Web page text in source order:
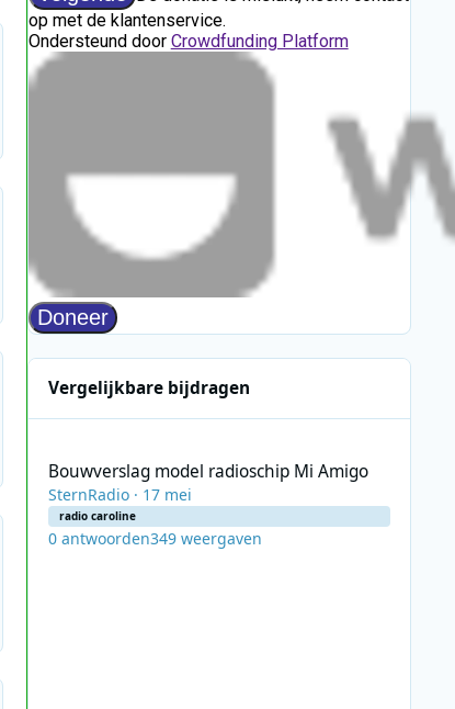
Vergelijkbare bijdragen
Bouwverslag model radioschip Mi Amigo
SternRadio· 17 mei
radio caroline
0 antwoorden349 weergaven